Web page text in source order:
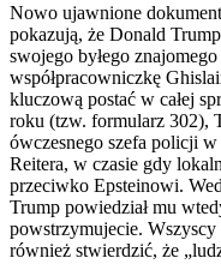
Nowo ujawnione
pokazują, że Donald
swojego byłego
współpracowniczkę
kluczową postać w całej
roku (tzw. formularz 302),
ówczesnego szefa policji
Reitera, w czasie gdy
przeciwko Epsteinowi.
Trump powiedział mu
powstrzymujecie.
również stwierdzić, że